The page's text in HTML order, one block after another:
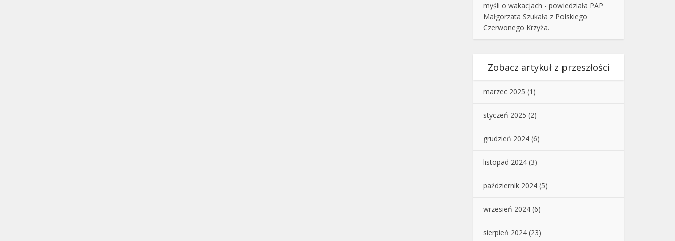
myśli o wakacjach - powiedziała PAP
Małgorzata Szukała z Polskiego
Czerwonego Krzyża.
Zobacz artykuł z przeszłości
marzec 2025 (1)
styczeń 2025 (2)
grudzień 2024 (6)
listopad 2024 (3)
październik 2024 (5)
wrzesień 2024 (6)
sierpień 2024 (23)